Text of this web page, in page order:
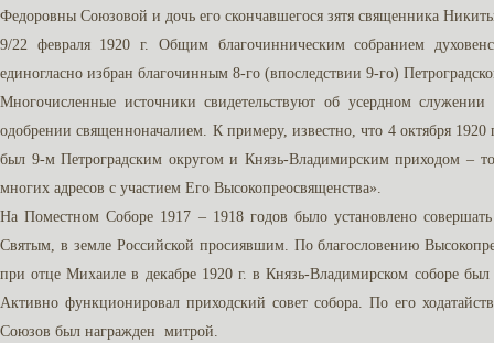
Федоровны Союзовой и дочь его скончавшегося зятя священника
9/22 февраля 1920 г. Общим благочинническим собранием
единогласно избран благочинным 8-го (впоследствии 9-го)
Многочисленные источники свидетельствуют об усердном
одобрении священноначалием. К примеру, известно, что 4 октября
был 9-м Петроградским округом и Князь-Владимирским приходом –
многих адресов с участием Его Высокопреосвященства».
На Поместном Соборе 1917 – 1918 годов было установлено
Святым, в земле Российской просиявшим. По благословению
при отце Михаиле в декабре 1920 г. в Князь-Владимирском соборе
Активно функционировал приходский совет собора. По его
Союзов был награжден митрой.